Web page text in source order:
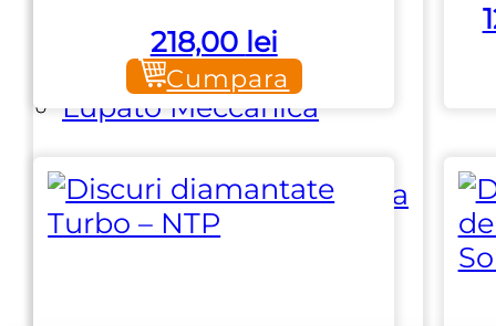
Lupato Meccanica
Marmoelettromeccanica
218,00 lei
Cumpara